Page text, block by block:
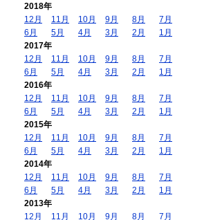
2018年
12月
11月 10月 9月 8月
7月
6月
5月 4月 3月 2月
1月
2017年
12月
11月 10月 9月 8月
7月
6月
5月 4月 3月 2月
1月
2016年
12月
11月 10月 9月 8月
7月
6月
5月 4月 3月 2月
1月
2015年
12月
11月 10月 9月 8月
7月
6月
5月 4月 3月 2月
1月
2014年
12月
11月 10月 9月 8月
7月
6月
5月 4月 3月 2月
1月
2013年
12月
11月 10月 9月 8月 7月